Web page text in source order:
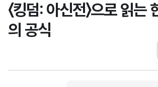
계
〈킹덤: 아신전〉으로 읽는
의 공식